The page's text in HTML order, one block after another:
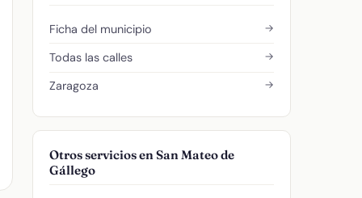
Ficha del municipio →
Todas las calles →
Zaragoza →
Otros servicios en San Mateo de
Gállego